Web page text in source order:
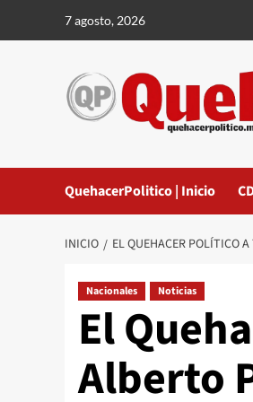
7 agosto, 2026
QuehacerPolitico | Inicio
INICIO EL QUEHACER POLÍTICO
Nacionales Noticias
El
Alberto